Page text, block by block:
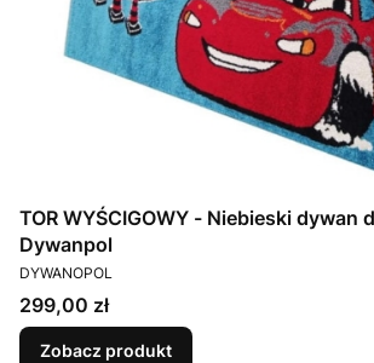
TOR WYŚCIGOWY - Niebieski dywan
Dywanpol
PRODUCENT
DYWANOPOL
Cena
299,00 zł
Zobacz produkt